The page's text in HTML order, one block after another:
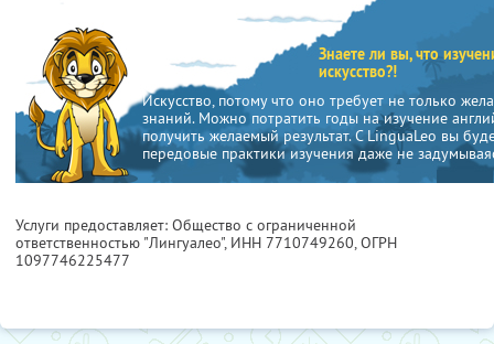
Знаете ли вы, что
искусство?!
Искусство, потому что оно требует не только
знаний. Можно потратить годы на изучение
получить желаемый результат. С LinguaLeo вы
передовые практики изучения даже не
Услуги предоставляет: Общество с ограниченной
ответственностью "Лингуалео", ИНН 7710749260, ОГРН
1097746225477